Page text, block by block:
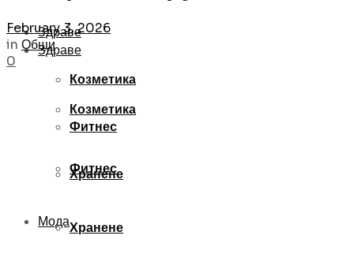
Здраве
Козметика
Фитнес
Хранене
Здраве
Козметика
Фитнес
Хранене
Мода
February 3, 2026
in Общи
0